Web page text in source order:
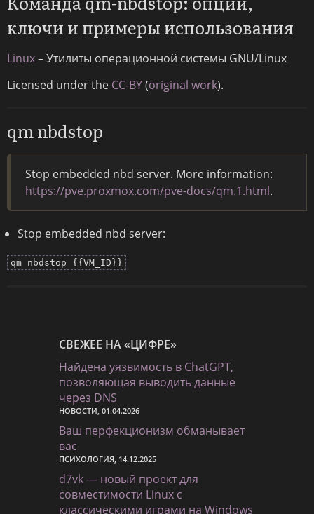
ключи и примеры использования
Linux– Утилиты операционной системы GNU/Linux
Licensed under the CC-BY(original work).
qm nbdstop
Stop embedded nbd server. More information:
https://pve.proxmox.com/pve-docs/qm.1.html.
Stop embedded nbd server:
qm nbdstop {{VM_ID}}
СВЕЖЕЕ НА «ЦИФРЕ»
Найдена уязвимость в ChatGPT,
позволяющая выводить данные
через DNS
НОВОСТИ, 01.04.2026
Ваш перфекционизм обманывает
вас
ПСИХОЛОГИЯ, 14.12.2025
d7vk — новый проект для
совместимости Linux с
классическими играми на Windows